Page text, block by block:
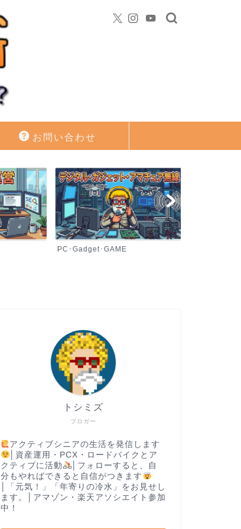
お問い合わせ
PC･Gadget･GAME
ブロガー
トシミズ
アクティブシニアの生活を発信します
│資産運用・PCX・ロードバイクとア
クティブに活動
│フォローすると、自
分もやればできると自信がつきます
│「元気！」「年寄りの冷水」をお見せし
ます。│アマゾン・楽天アソシエイト参加
中！